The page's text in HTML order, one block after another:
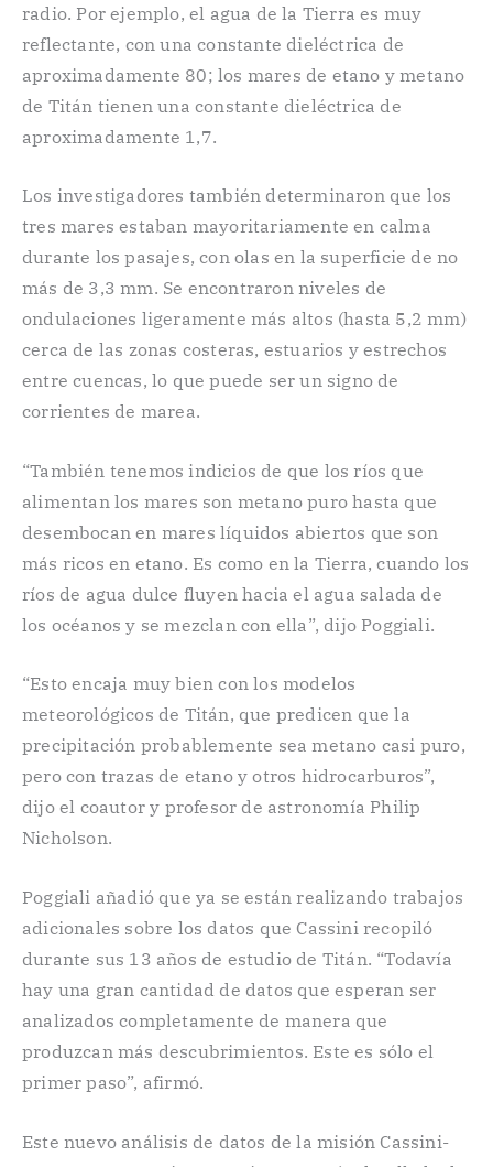
radio. Por ejemplo, el agua de la Tierra es muy
reflectante, con una constante dieléctrica de
aproximadamente 80; los mares de etano y metano
de Titán tienen una constante dieléctrica de
aproximadamente 1,7.
Los investigadores también determinaron que los
tres mares estaban mayoritariamente en calma
durante los pasajes, con olas en la superficie de no
más de 3,3 mm. Se encontraron niveles de
ondulaciones ligeramente más altos (hasta 5,2 mm)
cerca de las zonas costeras, estuarios y estrechos
entre cuencas, lo que puede ser un signo de
corrientes de marea.
“También tenemos indicios de que los ríos que
alimentan los mares son metano puro hasta que
desembocan en mares líquidos abiertos que son
más ricos en etano. Es como en la Tierra, cuando los
ríos de agua dulce fluyen hacia el agua salada de
los océanos y se mezclan con ella”, dijo Poggiali.
“Esto encaja muy bien con los modelos
meteorológicos de Titán, que predicen que la
precipitación probablemente sea metano casi puro,
pero con trazas de etano y otros hidrocarburos”,
dijo el coautor y profesor de astronomía Philip
Nicholson.
Poggiali añadió que ya se están realizando trabajos
adicionales sobre los datos que Cassini recopiló
durante sus 13 años de estudio de Titán. “Todavía
hay una gran cantidad de datos que esperan ser
analizados completamente de manera que
produzcan más descubrimientos. Este es sólo el
primer paso”, afirmó.
Este nuevo análisis de datos de la misión Cassini-